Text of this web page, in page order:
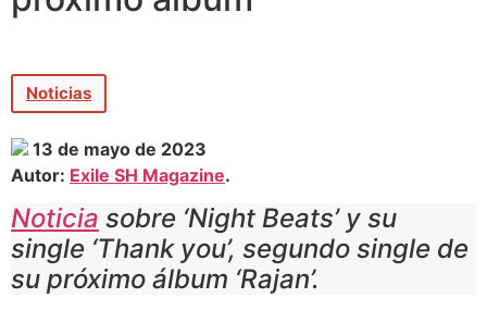
Noticias
13 de mayo de 2023
Autor: Exile SH Magazine.
Noticia sobre ‘Night Beats’ y su
single ‘Thank you’, segundo single de
su próximo álbum ‘Rajan’.